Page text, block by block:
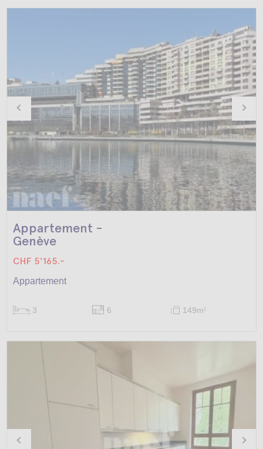
Appartement -
Genève
CHF 5'165.-
Appartement
3 6 149m2